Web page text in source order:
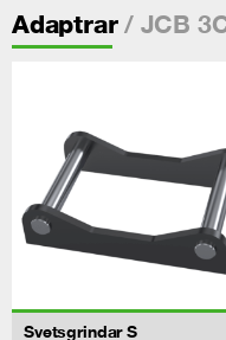
Adaptrar/ JCB
Svetsgrindar S